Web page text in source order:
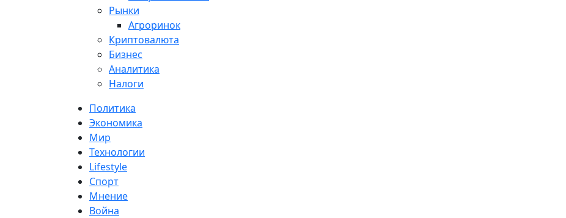
Рынки
Агроринок
Криптовалюта
Бизнес
Аналитика
Налоги
Политика
Экономика
Мир
Технологии
Lifestyle
Спорт
Мнение
Война